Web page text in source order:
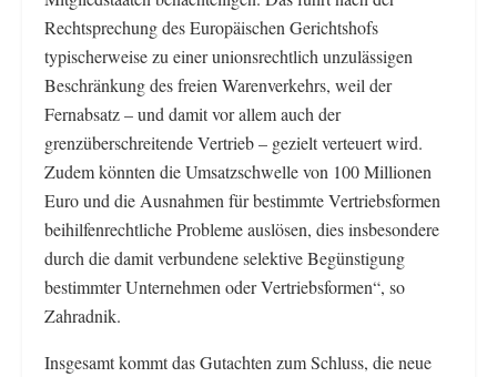
Rechtsprechung des Europäischen Gerichtshofs
typischerweise zu einer unionsrechtlich unzulässigen
Beschränkung des freien Warenverkehrs, weil der
Fernabsatz – und damit vor allem auch der
grenzüberschreitende Vertrieb – gezielt verteuert wird.
Zudem könnten die Umsatzschwelle von 100 Millionen
Euro und die Ausnahmen für bestimmte Vertriebsformen
beihilfenrechtliche Probleme auslösen, dies insbesondere
durch die damit verbundene selektive Begünstigung
bestimmter Unternehmen oder Vertriebsformen“, so
Zahradnik.
Insgesamt kommt das Gutachten zum Schluss, die neue